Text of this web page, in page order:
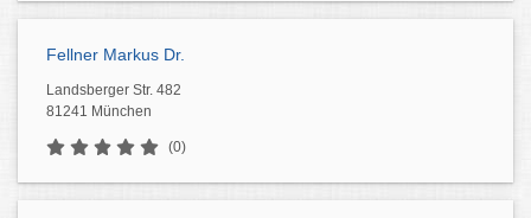
Fellner Markus Dr.
Landsberger Str. 482
81241 München
(0)